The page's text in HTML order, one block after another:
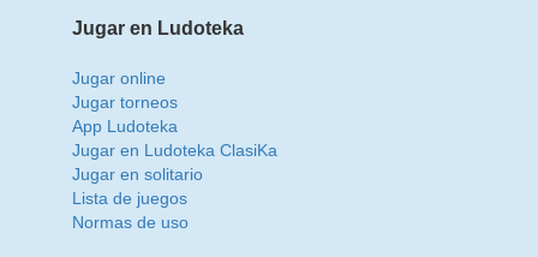
Jugar en Ludoteka
Jugar online
Jugar torneos
App Ludoteka
Jugar en Ludoteka ClasiKa
Jugar en solitario
Lista de juegos
Normas de uso